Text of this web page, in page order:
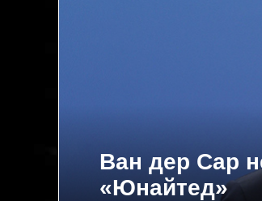
Ван дер Сар
«Юнайтед»